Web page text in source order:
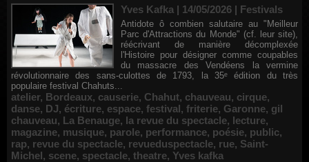
Yves Kafka | 14/05/2026 | Festivals
Antidote ô combien salutaire au "Meilleur
Parc d'Attractions du Monde" (cf. leur site),
réécrivant de manière décomplexée
l'Histoire pour désigner comme coupables
du massacre des Vendéens la vermine
révolutionnaire des sans-culottes de 1793, la 35ᵉ édition du très
populaire festival Chahuts...
atelier, Bordeaux, causerie, Chahut, chauveau, cirque,
danse, DJ, écriture, espace, festival, friterie, Garonne, gil
chauveau, La Benauge, la revue du spectacle, lecture,
magazine, musique, parole, performance, poésie, public,
rap, revue du spectacle, revueduspectacle, rue, Saint-
Michel, scene, spectacle, theatre, Yves kafka